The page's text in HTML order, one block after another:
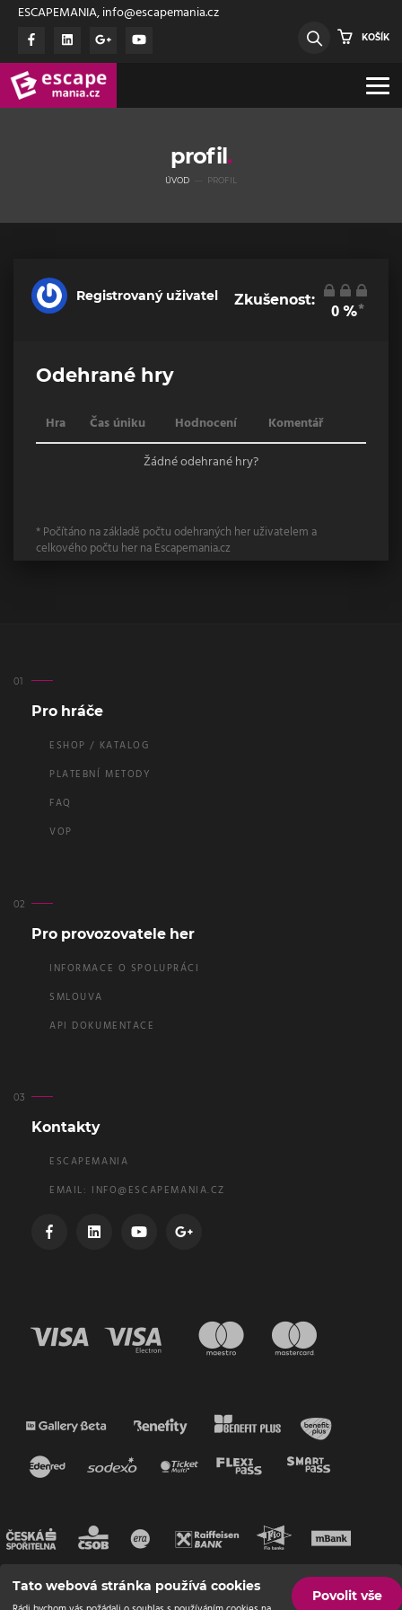
ESCAPEMANIA, info@escapemania.cz
KOŠÍK
profil
ÚVOD PROFIL
Registrovaný uživatel Zkušenost:
0%*
Odehrané hry
Hra Čas úniku Hodnocení
Komentář
Žádné odehrané hry?
* Počítáno na základě počtu odehraných her uživatelem a
celkového počtu her na Escapemania.cz
Pro hráče
ESHOP / KATALOG
PLATEBNÍ METODY
FAQ
VOP
Pro provozovatele her
INFORMACE O SPOLUPRÁCI
SMLOUVA
API DOKUMENTACE
Kontakty
ESCAPEMANIA
EMAIL: INFO@ESCAPEMANIA.CZ
Tato webová stránka používá cookies
Povolit vše